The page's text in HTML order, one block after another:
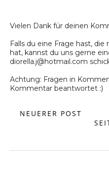
Vielen Dank für deinen
Falls du eine Frage hast,
hat, kannst du uns gerne
diorella.j@hotmail.com
Achtung: Fragen in
Kommentar beantwortet :)
NEUERER POST